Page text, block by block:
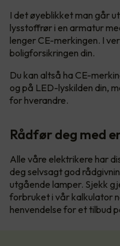
I det øyeblikket man går
lysstoffrør i en armatur
lenger CE-merkingen. I
boligforsikringen din.
Du kan altså ha CE-
og på LED-lyskilden din,
for hverandre.
Rådfør deg med
Alle våre elektrikere har
deg selvsagt god
utgående lamper. Sjekk
forbruket i vår kalkulator
henvendelse for et tilbud